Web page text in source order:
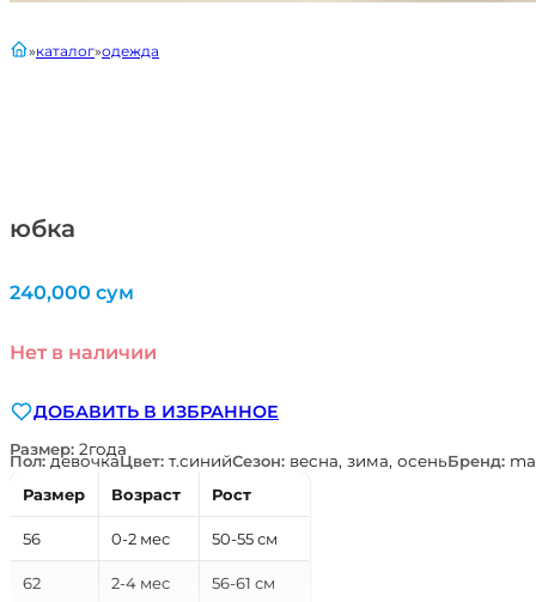
юбка
главнаякаталог одежда
240,000 сум
Нет в наличии
ДОБАВИТЬ В ИЗБРАННОЕ
Размер: 2года
Пол:девочкаЦвет: т.синийСезон: весна, зима, осеньБренд:
Размер
Возраст Рост
56 0-2 мес 50-55 см
62 2-4 мес 56-61 см